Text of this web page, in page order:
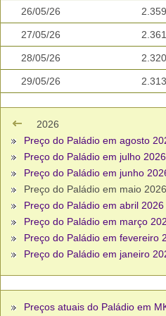
26/05/26
27/05/26
28/05/26
29/05/26
2026
Preço do Paládio em agosto
Preço do Paládio em julho
Preço do Paládio em junho
Preço do Paládio em maio
Preço do Paládio em abril
Preço do Paládio em março
Preço do Paládio em fevereiro
Preço do Paládio em janeiro
Preços atuais do Paládio em